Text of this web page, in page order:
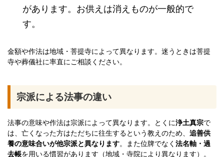
があります。お供えは消えものが一般的で
す。
金額や作法は地域・菩提寺によって異なります。迷うときは菩提
寺や葬儀社に率直にご相談ください。
宗派による法事の違い
法事の意味や作法は宗派によって異なります。とくに浄土真宗で
は、亡くなった方はただちに往生するという教えのため、 追善供
養の意味合いが他宗派と異なります。また位牌でなく 法名軸・過
去帳を用いる慣習があります（地域・寺院により異なります）。